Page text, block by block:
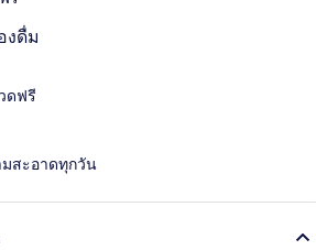
งดื่ม
ดฟรี
สะอาดทุกวัน